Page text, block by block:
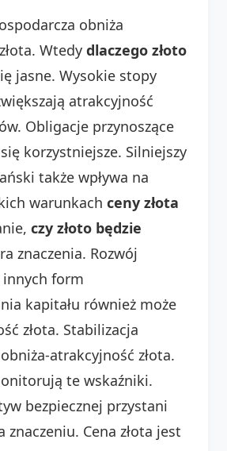
obniża
Wtedy dlaczego złoto
jasne. Wysokie stopy
atrakcyjność
Obligacje przynoszące
korzystniejsze. Silniejszy
także wpływa na
warunkach ceny złota
czy złoto będzie
znaczenia. Rozwój
form
kapitału również może
złota. Stabilizacja
atrakcyjność złota.
te wskaźniki.
bezpiecznej przystani
Cena złota jest